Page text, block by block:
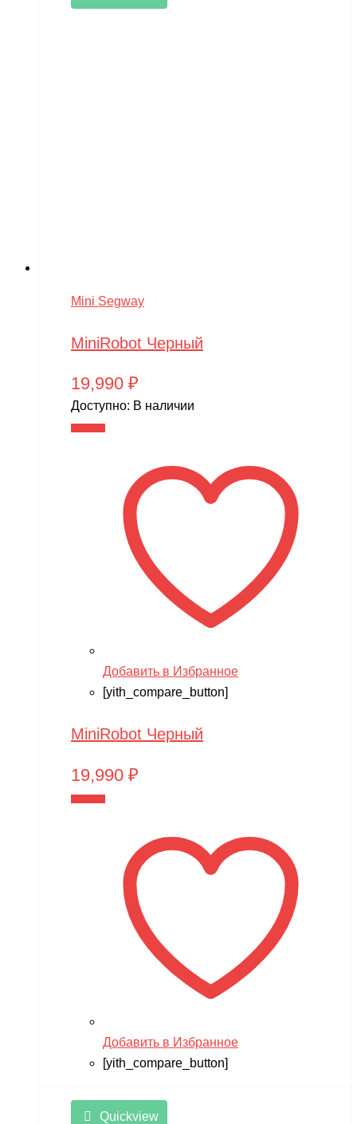
Mini Segway
MiniRobot Черный
19,990 ₽
Доступно: В наличии
Добавить в Избранное
[yith_compare_button]
MiniRobot Черный
19,990 ₽
Добавить в Избранное
[yith_compare_button]
Quickview